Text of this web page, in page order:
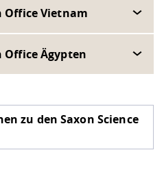
Office Vietnam
Office Ägypten
zu den Saxon Science